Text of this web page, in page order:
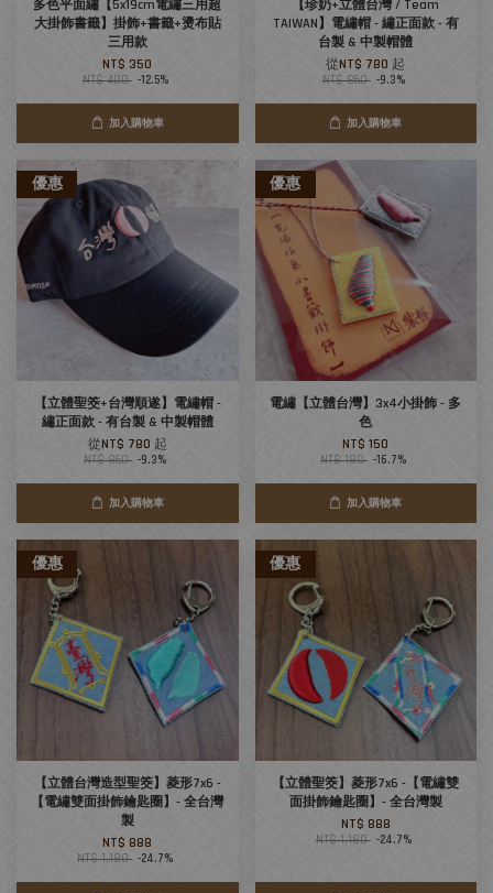
多色平面繡【5x19cm電繡三用超
大掛飾書籤】掛飾+書籤+燙布貼
三用款
NT$ 350
NT$ 400 -12.5%
加入購物車
【珍奶+立體台灣 / Team
TAIWAN】電繡帽 - 繡正面款 - 有
台製 & 中製帽體
從NT$ 780 起
NT$ 860 -9.3%
加入購物車
優惠
【立體聖筊+台灣順遂】電繡帽 -
繡正面款 - 有台製 & 中製帽體
從NT$ 780 起
NT$ 860 -9.3%
加入購物車
優惠
電繡【立體台灣】3x4小掛飾 - 多
色
NT$ 150
NT$ 180 -16.7%
加入購物車
優惠
【立體台灣造型聖筊】菱形7x6 -
【電繡雙面掛飾鑰匙圈】- 全台灣
製
NT$ 888
NT$ 1,180 -24.7%
優惠
【立體聖筊】菱形7x6 -【電繡雙
面掛飾鑰匙圈】- 全台灣製
NT$ 888
NT$ 1,180 -24.7%